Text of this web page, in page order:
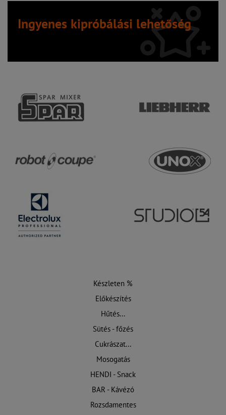
Ingyenes kipróbálási lehetőség
Készleten %
Előkészítés
Hűtés...
Sütés - főzés
Cukrászat...
Mosogatás
HENDI - Snack
BAR - Kávézó
Rozsdamentes